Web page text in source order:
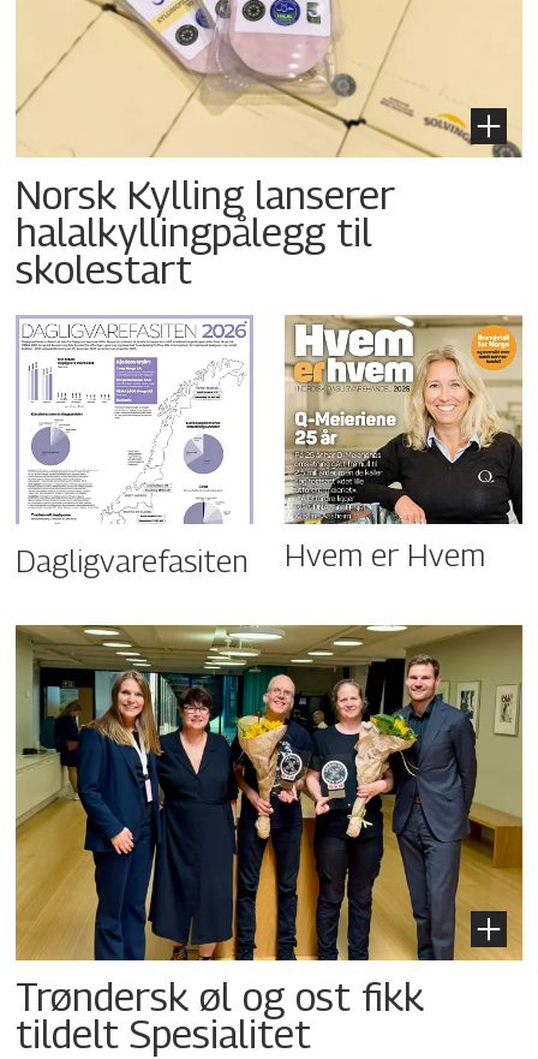
Norsk Kylling lanserer
halalkyllingpålegg til
skolestart
Dagligvarefasiten Hvem er Hvem
Trøndersk øl og ost fikk
tildelt Spesialitet